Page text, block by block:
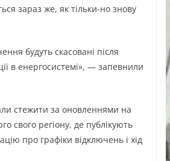
зараз же, як тільки-но знову
будуть скасовані після
в енергосистемі», — запевнили
стежити за оновленнями на
свого регіону, де публікують
про графіки відключень і хід